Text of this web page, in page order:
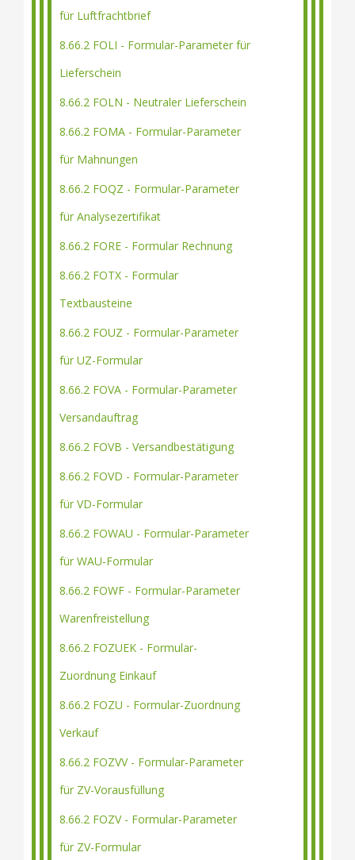
für Luftfrachtbrief
8.66.2 FOLI - Formular-Parameter für
Lieferschein
8.66.2 FOLN - Neutraler Lieferschein
8.66.2 FOMA - Formular-Parameter
für Mahnungen
8.66.2 FOQZ - Formular-Parameter
für Analysezertifikat
8.66.2 FORE - Formular Rechnung
8.66.2 FOTX - Formular
Textbausteine
8.66.2 FOUZ - Formular-Parameter
für UZ-Formular
8.66.2 FOVA - Formular-Parameter
Versandauftrag
8.66.2 FOVB - Versandbestätigung
8.66.2 FOVD - Formular-Parameter
für VD-Formular
8.66.2 FOWAU - Formular-Parameter
für WAU-Formular
8.66.2 FOWF - Formular-Parameter
Warenfreistellung
8.66.2 FOZUEK - Formular-
Zuordnung Einkauf
8.66.2 FOZU - Formular-Zuordnung
Verkauf
8.66.2 FOZVV - Formular-Parameter
für ZV-Vorausfüllung
8.66.2 FOZV - Formular-Parameter
für ZV-Formular